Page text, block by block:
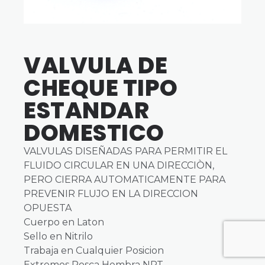
VALVULA DE
CHEQUE TIPO
ESTANDAR
DOMESTICO
VALVULAS DISEÑADAS PARA PERMITIR EL
FLUIDO CIRCULAR EN UNA DIRECCIÒN,
PERO CIERRA AUTOMATICAMENTE PARA
PREVENIR FLUJO EN LA DIRECCION
OPUESTA
Cuerpo en Laton
Sello en Nitrilo
Trabaja en Cualquier Posicion